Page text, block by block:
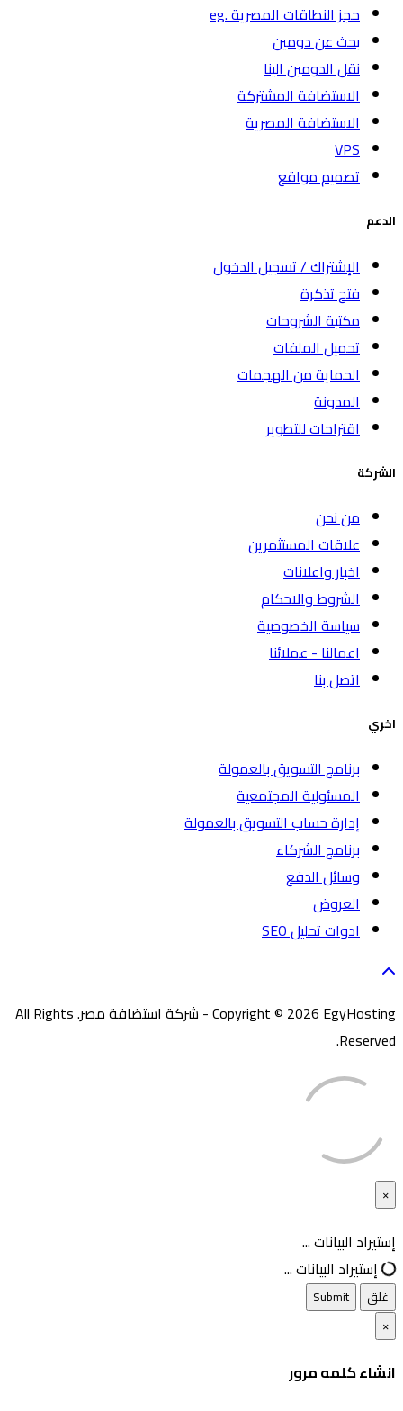
حجز النطاقات المصرية .eg
بحث عن دومين
نقل الدومين الينا
الاستضافة المشتركة
الاستضافة المصرية
VPS
تصميم مواقع
الدعم
الإشتراك / تسجيل الدخول
فتح تذكرة
مكتبة الشروحات
تحميل الملفات
الحماية من الهجمات
المدونة
اقتراحات للتطوير
الشركة
من نحن
علاقات المستثمرين
اخبار واعلانات
الشروط والاحكام
سياسة الخصوصية
اعمالنا - عملائنا
اتصل بنا
اخري
برنامج التسويق بالعمولة
المسئولية المجتمعية
إدارة حساب التسويق بالعمولة
برنامج الشركاء
وسائل الدفع
العروض
ادوات تحليل SEO
Copyright © 2026 EgyHosting - شركة استضافة مصر. All Rights
Reserved.
×
إستيراد البيانات ...
إستيراد البيانات ...
غلق
Submit
×
انشاء كلمه مرور